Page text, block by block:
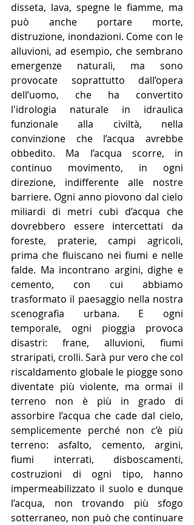
disseta, lava, spegne le fiamme, ma
può anche portare morte,
distruzione, inondazioni. Come con le
alluvioni, ad esempio, che sembrano
emergenze naturali, ma sono
provocate soprattutto dall’opera
dell’uomo, che ha convertito
l'idrologia naturale in idraulica
funzionale alla civiltà, nella
convinzione che l’acqua avrebbe
obbedito. Ma l’acqua scorre, in
continuo movimento, in ogni
direzione, indifferente alle nostre
barriere. Ogni anno piovono dal cielo
miliardi di metri cubi d’acqua che
dovrebbero essere intercettati da
foreste, praterie, campi agricoli,
prima che fluiscano nei fiumi e nelle
falde. Ma incontrano argini, dighe e
cemento, con cui abbiamo
trasformato il paesaggio nella nostra
scenografia urbana. E ogni
temporale, ogni pioggia provoca
disastri: frane, alluvioni, fiumi
straripati, crolli. Sarà pur vero che col
riscaldamento globale le piogge sono
diventate più violente, ma ormai il
terreno non è più in grado di
assorbire l’acqua che cade dal cielo,
semplicemente perché non c’è più
terreno: asfalto, cemento, argini,
fiumi interrati, disboscamenti,
costruzioni di ogni tipo, hanno
impermeabilizzato il suolo e dunque
l’acqua, non trovando più sfogo
sotterraneo, non può che continuare